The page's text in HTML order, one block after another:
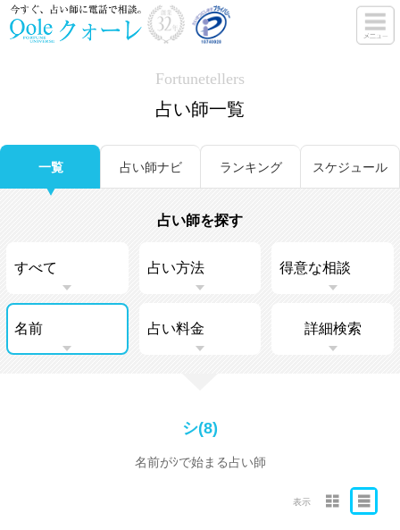
Fortunetellers
占い師一覧
一覧 占い師ナビ ランキング スケジュール
占い師を探す
詳細検索
シ(8)
名前がｼで始まる占い師
表示